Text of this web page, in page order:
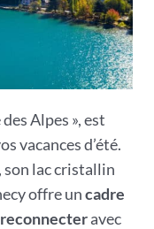
Alpes », est
vacances d’été.
son lac cristallin
offre uncadre
reconnecteravec